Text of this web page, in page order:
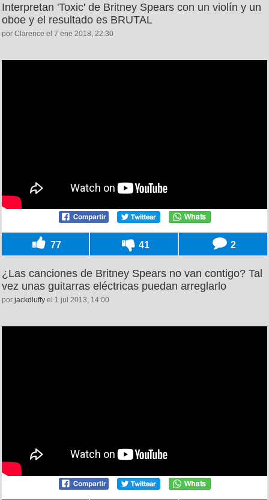
Interpretan 'Toxic' de Britney Spears con un violín y un
oboe y el resultado es BRUTAL
por Clarence el 7 ene 2018, 22:30
77 41 2
¿Las canciones de Britney Spears no van contigo? Tal
vez unas guitarras eléctricas puedan arreglarlo
por jackdluffy el 1 jul 2013, 14:00